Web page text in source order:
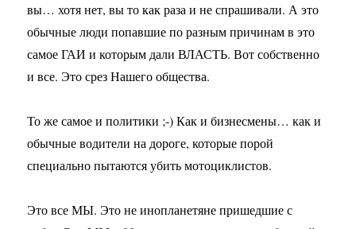
вы… хотя нет, вы то как раза и не спрашивали. А это
обычные люди попавшие по разным причинам в это
самое ГАИ и которым дали ВЛАСТЬ. Вот собственно
и все. Это срез Нашего общества.
То же самое и политики ;-) Как и бизнесмены… как и
обычные водители на дороге, которые порой
специально пытаются убить мотоциклистов.
Это все МЫ. Это не инопланетяне пришедшие с